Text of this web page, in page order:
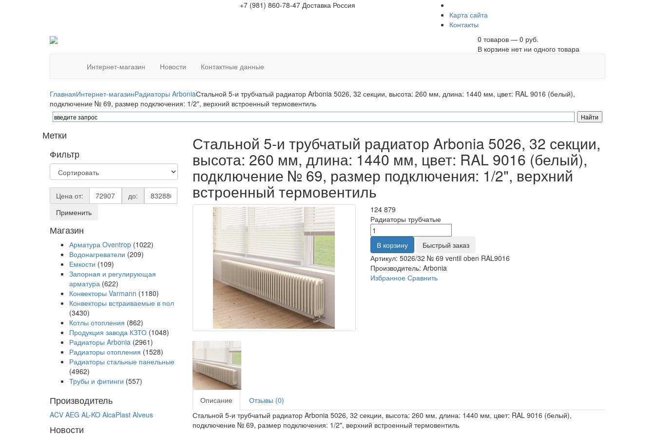
+7 (981) 860-78-47 Доставка Россия
Карта сайта
Контакты
0 товаров — 0 руб.
В корзине нет ни одного товара
Интернет-магазин
Новости Контактные данные
ГлавнаяИнтернет-магазинРадиаторы ArboniaСтальной 5-и трубчатый радиатор Arbonia 5026, 32 секции, высота: 260 мм, длина: 1440 мм, цвет: RAL 9016 (белый),
подключение № 69, размер подключения: 1/2", верхний встроенный термовентиль
Метки
Фильтр
Цена от:
до:
Применить
Магазин
Арматура Oventrop (1022)
Водонагреватели (209)
Емкости (109)
Запорная и регулирующая
арматура (622)
Конвекторы Varmann (1180)
Конвекторы встраиваемые в пол
(3430)
Котлы отопления (862)
Продукция завода КЗТО (1048)
Радиаторы Arbonia (2961)
Радиаторы отопления (1528)
Радиаторы стальные панельные
(4962)
Трубы и фитинги (557)
Производитель
ACV AEG AL-KO AlcaPlast Alveus
Новости
Стальной 5-и трубчатый радиатор Arbonia 5026, 32 секции,
высота: 260 мм, длина: 1440 мм, цвет: RAL 9016 (белый),
подключение № 69, размер подключения: 1/2", верхний
встроенный термовентиль
124 879
Радиаторы трубчатые
В корзину
Быстрый заказ
Артикул:5026/32 № 69 ventil oben RAL9016
Производитель:Arbonia
Избранное Сравнить
Описание
Отзывы (0)
Стальной 5-и трубчатый радиатор Arbonia 5026, 32 секции, высота: 260 мм, длина: 1440 мм, цвет: RAL 9016 (белый),
подключение № 69, размер подключения: 1/2", верхний встроенный термовентиль